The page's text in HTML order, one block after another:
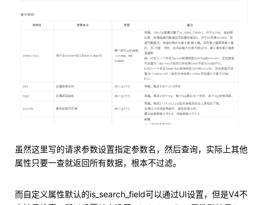
虽然这里写的请求参数设置指定参数名，然后查询，实际上其他
属性只要一查就返回所有数据，根本不过滤。
而自定义属性默认的is_search_field可以通过UI设置，但是V4不